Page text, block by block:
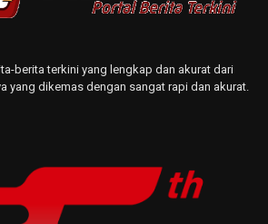
berita terkini yang lengkap dan akurat dari
yang dikemas dengan sangat rapi dan akurat.